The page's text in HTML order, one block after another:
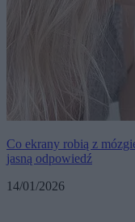
Co ekrany robią z
jasną odpowiedź
14/01/2026